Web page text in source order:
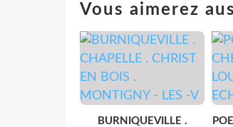
Vous aimerez
BURNIQUEVILLE .